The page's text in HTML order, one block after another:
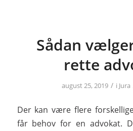
Sådan
rette
august 25, 2019 / i Jura
Der kan være flere
får behov for en advokat.